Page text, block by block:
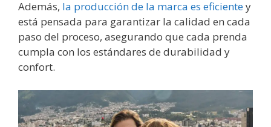
Además, la producción de la marca es eficientey
está pensada para garantizar la calidad en cada
paso del proceso, asegurando que cada prenda
cumpla con los estándares de durabilidad y
confort.